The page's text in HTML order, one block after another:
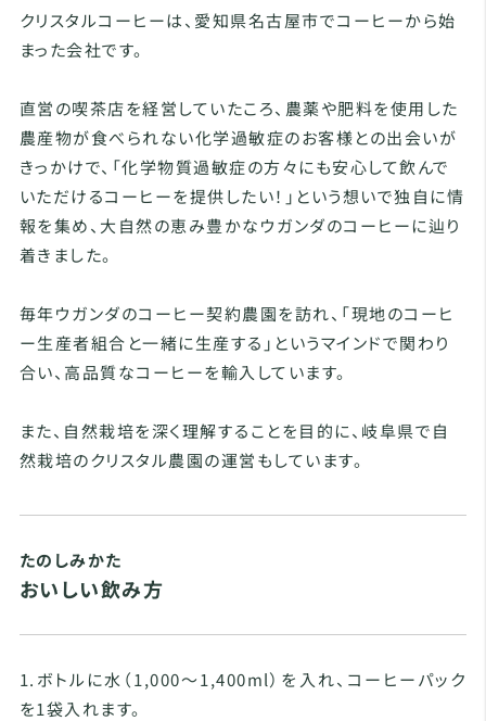
クリスタルコーヒーは、愛知県名古屋市でコーヒーから始
まった会社です。
直営の喫茶店を経営していたころ、農薬や肥料を使用した
農産物が食べられない化学過敏症のお客様との出会いが
きっかけで、「化学物質過敏症の方々にも安心して飲んで
いただけるコーヒーを提供したい！」という想いで独自に情
報を集め、大自然の恵み豊かなウガンダのコーヒーに辿り
着きました。
毎年ウガンダのコーヒー契約農園を訪れ、「現地のコーヒ
ー生産者組合と一緒に生産する」というマインドで関わり
合い、高品質なコーヒーを輸入しています。
また、自然栽培を深く理解することを目的に、岐阜県で自
然栽培のクリスタル農園の運営もしています。
たのしみかた
おいしい飲み方
1.ボトルに水（1,000～1,400ml）を入れ、コーヒーパック
を1袋入れます。